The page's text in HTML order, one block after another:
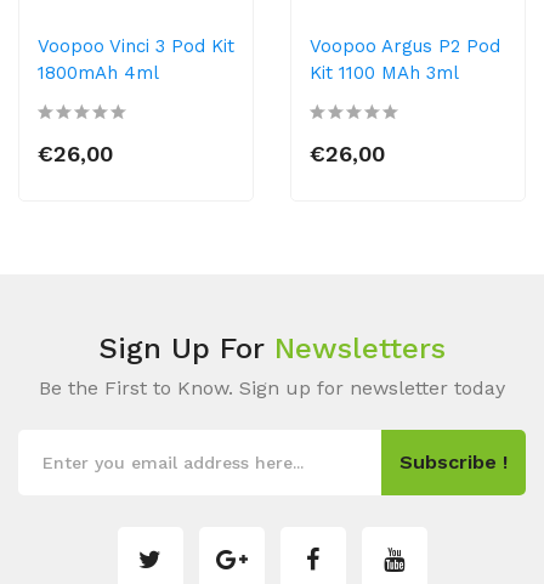
Voopoo Vinci 3 Pod Kit
1800mAh 4ml
€26,00
Voopoo Argus P2 Pod
Kit 1100 MAh 3ml
€26,00
Sign Up For Newsletters
Be the First to Know. Sign up for newsletter today
Subscribe !